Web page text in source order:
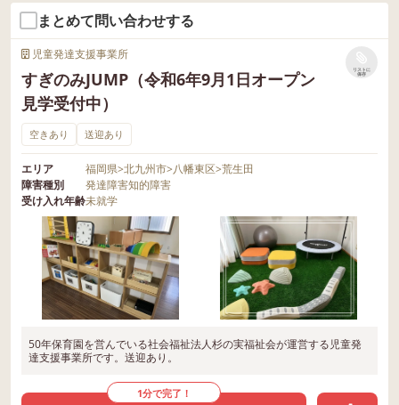
まとめて問い合わせする
児童発達支援事業所
すぎのみJUMP（令和6年9月1日オープン
見学受付中）
リストに
保存
空きあり 送迎あり
エリア 福岡県>北九州市>八幡東区>荒生田
障害種別
発達障害知的障害
受け入れ年齢未就学
50年保育園を営んでいる社会福祉法人杉の実福祉会が運営する児童発
達支援事業所です。送迎あり。
1分で完了！